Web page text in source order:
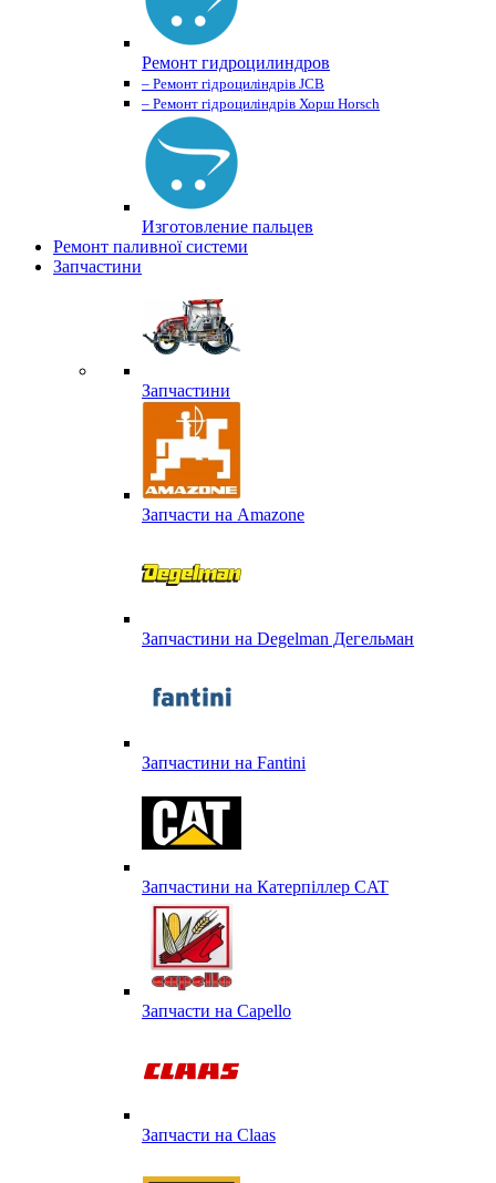
Ремонт гидроцилиндров
– Ремонт гідроциліндрів JCB
– Ремонт гідроциліндрів Хорш Horsch
Изготовление пальцев
Ремонт паливної системи
Запчастини
Запчастини
Запчасти на Amazone
Запчастини на Degelman Дегельман
Запчастини на Fantini
Запчастини на Катерпіллер CAT
Запчасти на Capello
Запчасти на Сlaas